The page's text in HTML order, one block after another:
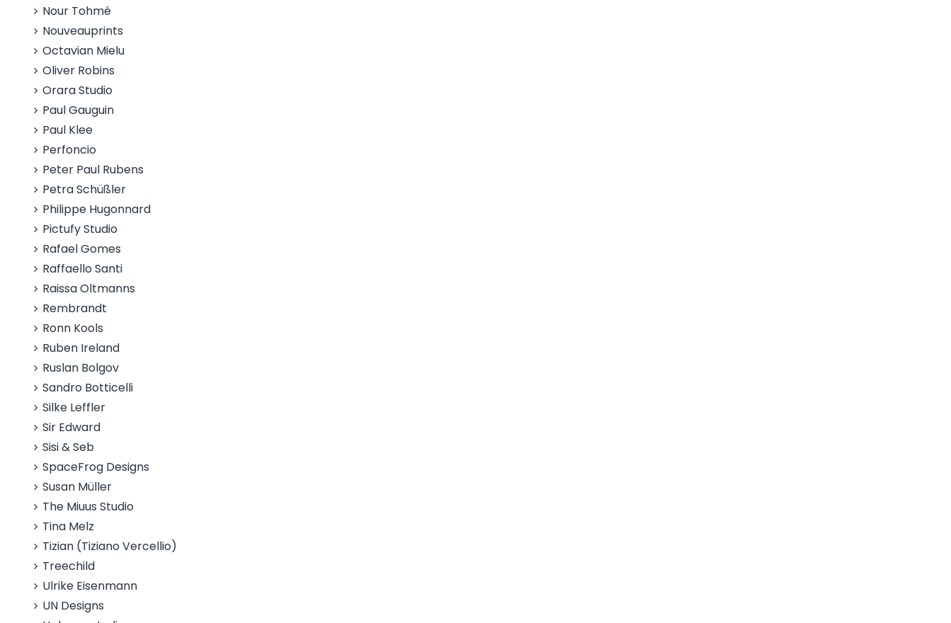
Nour Tohmé
Nouveauprints
Octavian Mielu
Oliver Robins
Orara Studio
Paul Gauguin
Paul Klee
Perfoncio
Peter Paul Rubens
Petra Schüßler
Philippe Hugonnard
Pictufy Studio
Rafael Gomes
Raffaello Santi
Raissa Oltmanns
Rembrandt
Ronn Kools
Ruben Ireland
Ruslan Bolgov
Sandro Botticelli
Silke Leffler
Sir Edward
Sisi & Seb
SpaceFrog Designs
Susan Müller
The Miuus Studio
Tina Melz
Tizian (Tiziano Vercellio)
Treechild
Ulrike Eisenmann
UN Designs